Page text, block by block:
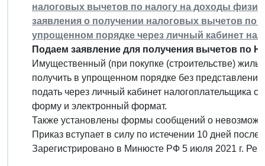
налоговых вычетов по налогу на доходы
заявления о получении налоговых вычетов по
упрощенном порядке через личный кабинет
Подаем заявление для получения вычетов по
Имущественный (при покупке (строительстве)
получить в упрощенном порядке без
подать через личный кабинет налогоплательщика
форму и электронный формат.
Также установлены формы сообщений о
Приказ вступает в силу по истечении 10 дней
Зарегистрировано в Минюсте РФ 5 июля 2021 г.